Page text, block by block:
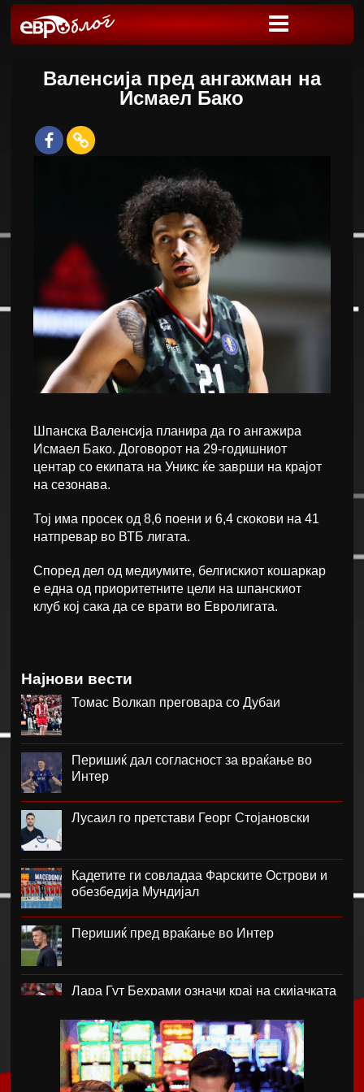
Валенсија пред ангажман на
Исмаел Бако
Шпанска Валенсија планира да го ангажира
Исмаел Бако. Договорот на 29-годишниот
центар со екипата на Уникс ќе заврши на крајот
на сезонава.
Тој има просек од 8,6 поени и 6,4 скокови на 41
натпревар во ВТБ лигата.
Според дел од медиумите, белгискиот кошаркар
е една од приоритетните цели на шпанскиот
клуб кој сака да се врати во Евролигата.
Најнови вести
Томас Волкап преговара со Дубаи
Перишиќ дал согласност за враќање во
Интер
Лусаил го претстави Георг Стојановски
Кадетите ги совладаа Фарските Острови и
обезбедија Мундијал
Перишиќ пред враќање во Интер
Лара Гут Бехрами означи крај на скијачката
Меси со два гола се врати во дресот на
Интер Мајами по Мундијалот